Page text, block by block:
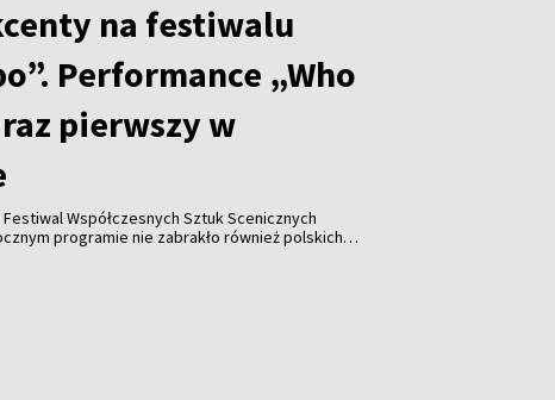
na festiwalu
Performance „Who
pierwszy w
Współczesnych Sztuk Scenicznych